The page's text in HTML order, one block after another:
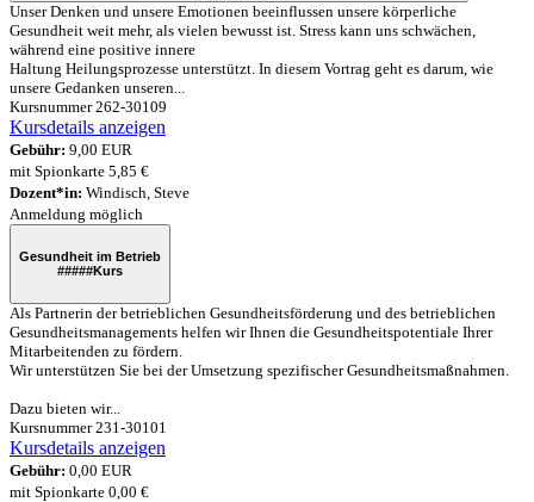
Unser Denken und unsere Emotionen beeinflussen unsere körperliche
Gesundheit weit mehr, als vielen bewusst ist. Stress kann uns schwächen,
während eine positive innere
Haltung Heilungsprozesse unterstützt. In diesem Vortrag geht es darum, wie
unsere Gedanken unseren...
Kursnummer 262-30109
Kursdetails anzeigen
Gebühr: 9,00 EUR
mit Spionkarte 5,85 €
Dozent*in: Windisch, Steve
Anmeldung möglich
Gesundheit im Betrieb
#####Kurs
Als Partnerin der betrieblichen Gesundheitsförderung und des betrieblichen
Gesundheitsmanagements helfen wir Ihnen die Gesundheitspotentiale Ihrer
Mitarbeitenden zu fördern.
Wir unterstützen Sie bei der Umsetzung spezifischer Gesundheitsmaßnahmen.
Dazu bieten wir...
Kursnummer 231-30101
Kursdetails anzeigen
Gebühr: 0,00 EUR
mit Spionkarte 0,00 €